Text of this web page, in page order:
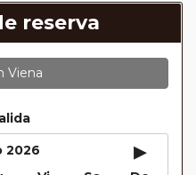
(incluirá un número de
en su itinerario).
algunas cenas. En
normalmente las entradas
y otros viajes
En todos los
con guías locales en las
reserva
Viena
2026
▸